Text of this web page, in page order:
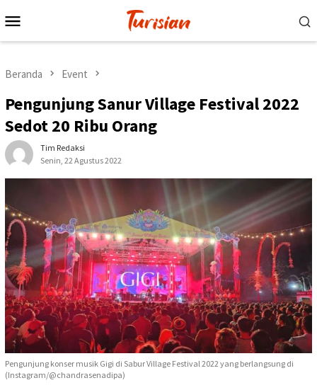
ke
Mobile
Beranda Event
Pengunjung Sanur Village Festival 2022
Sedot 20 Ribu Orang
Tim Redaksi
Senin, 22 Agustus 2022
Pengunjung konser musik Gigi di Sabur Village Festival 2022 yang berlangsung di
(Instagram/@chandrasenadipa)